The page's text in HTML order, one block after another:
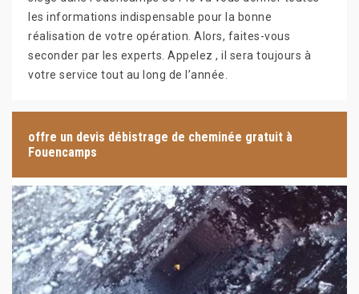
les informations indispensable pour la bonne
réalisation de votre opération. Alors, faites-vous
seconder par les experts. Appelez , il sera toujours à
votre service tout au long de l’année.
offre un devis débistrage de cheminée gratuit à
Fouencamps